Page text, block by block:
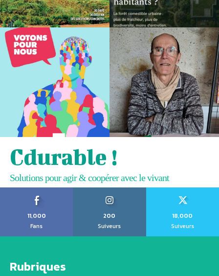
Cdurable !
Solutions pour agir & coopérer avec le vivant
11,000
Fans
200
Suiveurs
18,000
Suiveurs
Rubriques